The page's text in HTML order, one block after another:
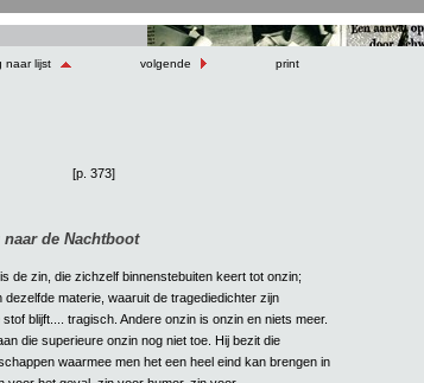
naar lijst volgende print
[p. 373]
naar de Nachtboot
de zin, die zichzelf binnenstebuiten keert tot onzin;
materie, waaruit de tragediedichter zijn
blijft.... tragisch. Andere onzin is onzin en niets meer.
die superieure onzin nog niet toe. Hij bezit die
waarmee men het een heel eind kan brengen in